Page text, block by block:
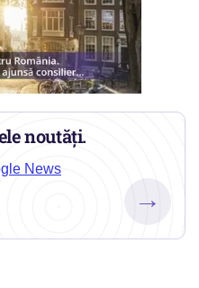
noutăți.
News
→